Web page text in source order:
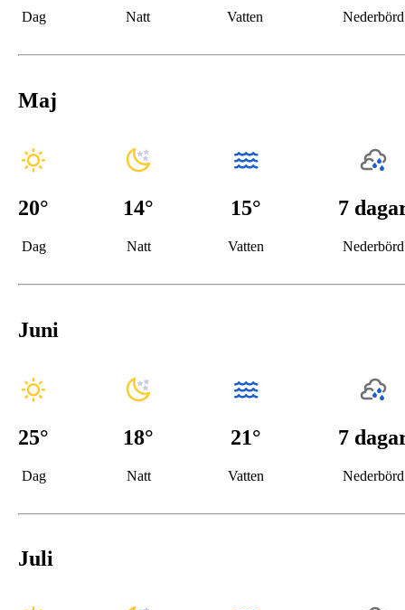
Dag Natt Vatten Nederbörd
Maj
20°
Dag
14°
Natt
15°
Vatten
7
Nederbörd
Juni
25°
Dag
18°
Natt
21°
Vatten
7
Nederbörd
Juli